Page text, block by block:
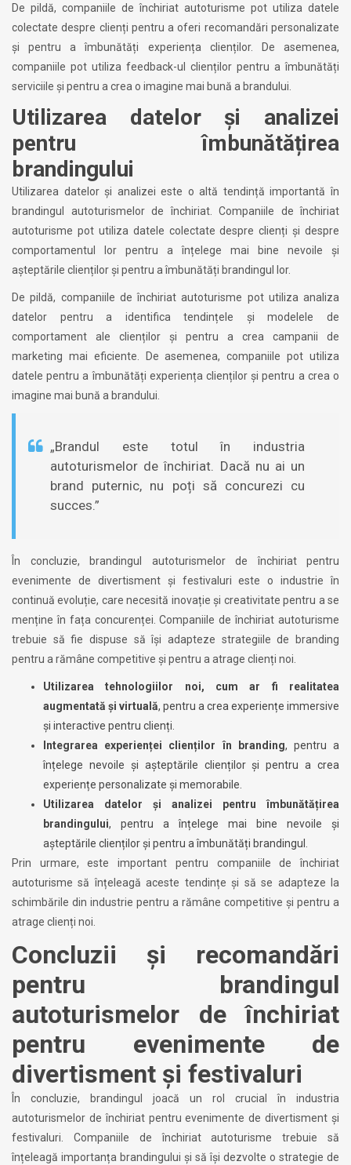
De pildă, companiile de închiriat autoturisme pot utiliza datele
colectate despre clienți pentru a oferi recomandări personalizate
și pentru a îmbunătăți experiența clienților. De asemenea,
companiile pot utiliza feedback-ul clienților pentru a îmbunătăți
serviciile și pentru a crea o imagine mai bună a brandului.
Utilizarea datelor și analizei
pentru îmbunătățirea
brandingului
Utilizarea datelor și analizei este o altă tendință importantă în
brandingul autoturismelor de închiriat. Companiile de închiriat
autoturisme pot utiliza datele colectate despre clienți și despre
comportamentul lor pentru a înțelege mai bine nevoile și
așteptările clienților și pentru a îmbunătăți brandingul lor.
De pildă, companiile de închiriat autoturisme pot utiliza analiza
datelor pentru a identifica tendințele și modelele de
comportament ale clienților și pentru a crea campanii de
marketing mai eficiente. De asemenea, companiile pot utiliza
datele pentru a îmbunătăți experiența clienților și pentru a crea o
imagine mai bună a brandului.
„Brandul este totul în industria
autoturismelor de închiriat. Dacă nu ai un
brand puternic, nu poți să concurezi cu
succes.”
În concluzie, brandingul autoturismelor de închiriat pentru
evenimente de divertisment și festivaluri este o industrie în
continuă evoluție, care necesită inovație și creativitate pentru a se
menține în fața concurenței. Companiile de închiriat autoturisme
trebuie să fie dispuse să își adapteze strategiile de branding
pentru a rămâne competitive și pentru a atrage clienți noi.
Utilizarea tehnologiilor noi, cum ar fi realitatea
augmentată și virtuală, pentru a crea experiențe immersive
și interactive pentru clienți.
Integrarea experienței clienților în branding, pentru a
înțelege nevoile și așteptările clienților și pentru a crea
experiențe personalizate și memorabile.
Utilizarea datelor și analizei pentru îmbunătățirea
brandingului, pentru a înțelege mai bine nevoile și
așteptările clienților și pentru a îmbunătăți brandingul.
Prin urmare, este important pentru companiile de închiriat
autoturisme să înțeleagă aceste tendințe și să se adapteze la
schimbările din industrie pentru a rămâne competitive și pentru a
atrage clienți noi.
Concluzii și recomandări
pentru brandingul
autoturismelor de închiriat
pentru evenimente de
divertisment și festivaluri
În concluzie, brandingul joacă un rol crucial în industria
autoturismelor de închiriat pentru evenimente de divertisment și
festivaluri. Companiile de închiriat autoturisme trebuie să
înțeleagă importanța brandingului și să își dezvolte o strategie de